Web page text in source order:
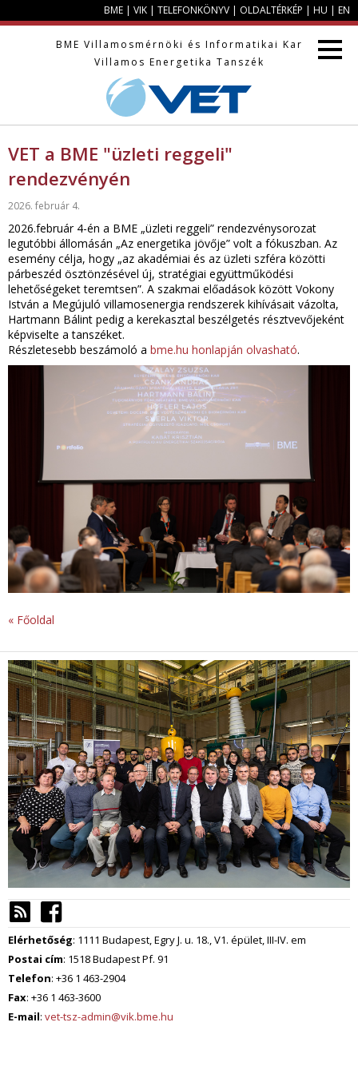
BME | VIK | TELEFONKÖNYV | OLDALTÉRKÉP | HU | EN
BME Villamosmérnöki és Informatikai Kar
Villamos Energetika Tanszék
VET a BME "üzleti reggeli"
rendezvényén
2026. február 4.
2026.február 4-én a BME „üzleti reggeli” rendezvénysorozat
legutóbbi állomásán „Az energetika jövője” volt a fókuszban. Az
esemény célja, hogy „az akadémiai és az üzleti szféra közötti
párbeszéd ösztönzésével új, stratégiai együttműködési
lehetőségeket teremtsen”. A szakmai előadások között Vokony
István a Megújuló villamosenergia rendszerek kihívásait vázolta,
Hartmann Bálint pedig a kerekasztal beszélgetés résztvevőjeként
képviselte a tanszéket.
Részletesebb beszámoló a bme.hu honlapján olvasható.
« Főoldal
Elérhetőség: 1111 Budapest, Egry J. u. 18., V1. épület, III-IV. em
Postai cím: 1518 Budapest Pf. 91
Telefon: +36 1 463-2904
Fax: +36 1 463-3600
E-mail: vet-tsz-admin@vik.bme.hu